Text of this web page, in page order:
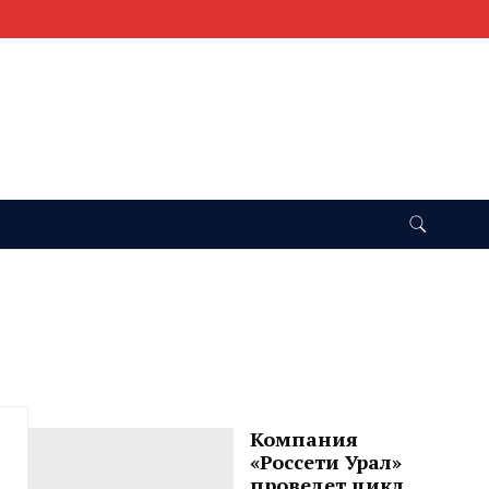
Компания
«Россети Урал»